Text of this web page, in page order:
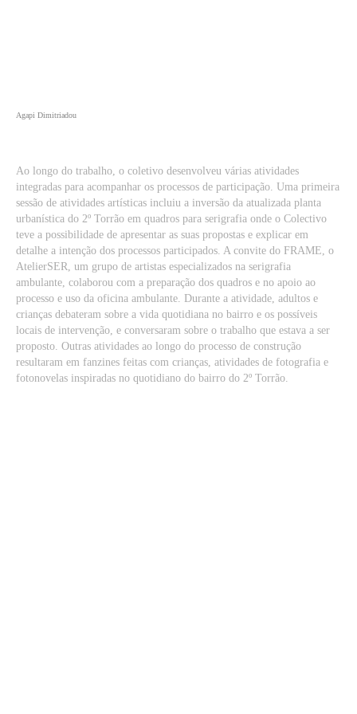
Agapi Dimitriadou
Ao longo do trabalho, o coletivo desenvolveu várias atividades
integradas para acompanhar os processos de participação. Uma primeira
sessão de atividades artísticas incluiu a inversão da atualizada planta
urbanística do 2º Torrão em quadros para serigrafia onde o Colectivo
teve a possibilidade de apresentar as suas propostas e explicar em
detalhe a intenção dos processos participados. A convite do FRAME, o
AtelierSER, um grupo de artistas especializados na serigrafia
ambulante, colaborou com a preparação dos quadros e no apoio ao
processo e uso da oficina ambulante. Durante a atividade, adultos e
crianças debateram sobre a vida quotidiana no bairro e os possíveis
locais de intervenção, e conversaram sobre o trabalho que estava a ser
proposto. Outras atividades ao longo do processo de construção
resultaram em fanzines feitas com crianças, atividades de fotografia e
fotonovelas inspiradas no quotidiano do bairro do 2º Torrão.